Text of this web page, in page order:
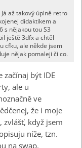
až takový úplně retro
didaktikem a
s nějakou tou S3
ještě 3dfx a chtěl
cfku, ale někde jsem
nějak pomaleji či co.
začínaj být IDE
ale u
ve
že i moje
zvlášť, když jsem
níže, tzn.
na swap.